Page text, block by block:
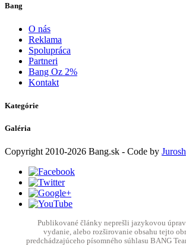
Bang
O nás
Reklama
Spolupráca
Partneri
Bang Oz 2%
Kontakt
Kategórie
Galéria
Copyright 2010-2026 Bang.sk - Code by Jurosh
Publikované články neprešli jazykovou
vydanie, alebo rozširovanie obsahu tejto
predchádzajúceho písomného súhlasu BANG